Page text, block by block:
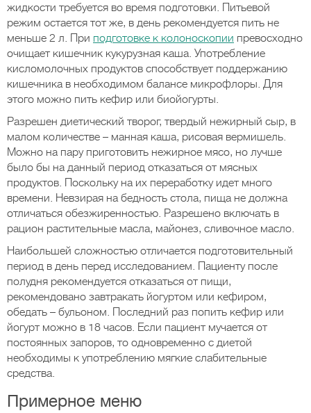
жидкости требуется во время подготовки. Питьевой
режим остается тот же, в день рекомендуется пить не
меньше 2 л. При подготовке к колоноскопии превосходно
очищает кишечник кукурузная каша. Употребление
кисломолочных продуктов способствует поддержанию
кишечника в необходимом балансе микрофлоры. Для
этого можно пить кефир или биойогурты.
Разрешен диетический творог, твердый нежирный сыр, в
малом количестве – манная каша, рисовая вермишель.
Можно на пару приготовить нежирное мясо, но лучше
было бы на данный период отказаться от мясных
продуктов. Поскольку на их переработку идет много
времени. Невзирая на бедность стола, пища не должна
отличаться обезжиренностью. Разрешено включать в
рацион растительные масла, майонез, сливочное масло.
Наибольшей сложностью отличается подготовительный
период в день перед исследованием. Пациенту после
полудня рекомендуется отказаться от пищи,
рекомендовано завтракать йогуртом или кефиром,
обедать – бульоном. Последний раз попить кефир или
йогурт можно в 18 часов. Если пациент мучается от
постоянных запоров, то одновременно с диетой
необходимы к употреблению мягкие слабительные
средства.
Примерное меню